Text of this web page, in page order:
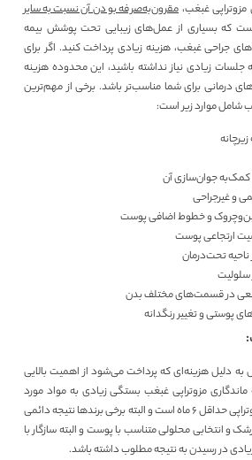
مزوتراپی غبغب،مقرون‌به‌صرفه بودن آن نسبت‌به سایر
که بسیاری از عمل‌های زیبایی تحت پوشش بیمه
جراحی غبغب، هزینه زیادی پرداخت کنید. اگر برای
جلسات زیادی نیاز نداشته باشید، این محدوده هزینه
درمانی برای شما مناسب‌تر باشد. برخی از مهم‌ترین
شامل موارد زیر است:
کمک‌به جوان‌سازی آن
و غیرجراحی
و خطوط اضافی پوست
ارتجاعی پوست
تحت‌درمان
در قسمت‌های مختلف بدن
پوستی و تغییر رنگدانه
به دلیل هزینه‌ای که پرداخت می‌شود از اهمیت بالایی
ماندگاری مزوتراپی غبغب بستگی زیادی به مواد مورد
استفاد دارد. معمولا نتیجه مزوتراپی حداقل ۶ ماه است و البته برخی برندها نتیجه دائمی
و انتخابی محلولی متناسب با پوست و البته سازگار با
در رسیدن به نتیجه مطلوب داشته باشد.